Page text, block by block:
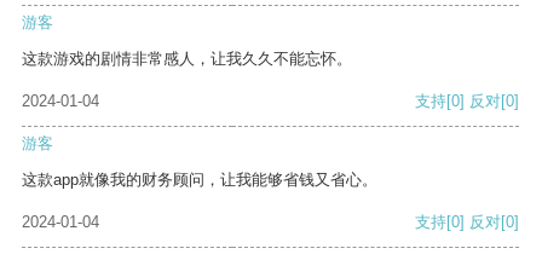
游客
这款游戏的剧情非常感人，让我久久不能忘怀。
2024-01-04 支持[0] 反对[0]
游客
这款app就像我的财务顾问，让我能够省钱又省心。
2024-01-04 支持[0] 反对[0]